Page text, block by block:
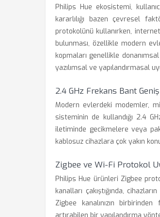
Philips Hue ekosistemi,
kararlılığı bazen çevresel
protokolünü kullanırken,
bulunması, özellikle modern
kopmaları genellikle
yazılımsal ve yapılandırmasal
2.4 GHz Frekans Bant
Modern evlerdeki modemler,
sisteminin de kullandığı 2.4
iletiminde gecikmelere veya
kablosuz cihazlara çok yakın
Zigbee ve Wi-Fi Protokol
Philips Hue ürünleri Zigbee
kanalları çakıştığında,
Zigbee kanalınızın